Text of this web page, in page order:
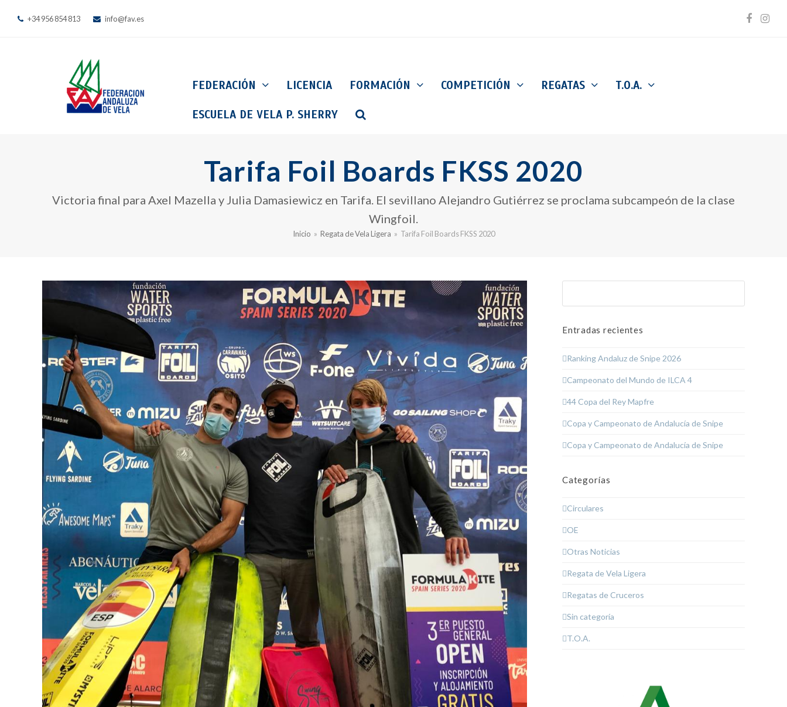
+34 956 854 813 info@fav.es
FEDERACIÓN LICENCIA FORMACIÓN COMPETICIÓN REGATAS T.O.A.
ESCUELA DE VELA P. SHERRY
Tarifa Foil Boards FKSS 2020
Victoria final para Axel Mazella y Julia Damasiewicz en Tarifa. El sevillano Alejandro Gutiérrez se proclama subcampeón de la clase
Wingfoil.
Inicio » Regata de Vela Ligera » Tarifa Foil Boards FKSS 2020
Entradas recientes
Ranking Andaluz de Snipe 2026
Campeonato del Mundo de ILCA 4
44 Copa del Rey Mapfre
Copa y Campeonato de Andalucía de Snipe
Copa y Campeonato de Andalucía de Snipe
Categorías
Circulares
OE
Otras Noticias
Regata de Vela Ligera
Regatas de Cruceros
Sin categoría
T.O.A.